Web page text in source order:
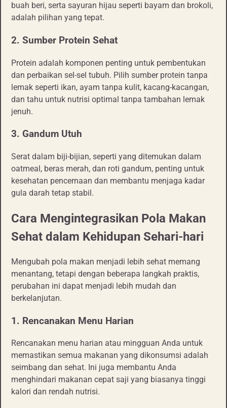
buah beri, serta sayuran hijau seperti bayam dan brokoli,
adalah pilihan yang tepat.
2. Sumber Protein Sehat
Protein adalah komponen penting untuk pembentukan
dan perbaikan sel-sel tubuh. Pilih sumber protein tanpa
lemak seperti ikan, ayam tanpa kulit, kacang-kacangan,
dan tahu untuk nutrisi optimal tanpa tambahan lemak
jenuh.
3. Gandum Utuh
Serat dalam biji-bijian, seperti yang ditemukan dalam
oatmeal, beras merah, dan roti gandum, penting untuk
kesehatan pencernaan dan membantu menjaga kadar
gula darah tetap stabil.
Cara Mengintegrasikan Pola Makan
Sehat dalam Kehidupan Sehari-hari
Mengubah pola makan menjadi lebih sehat memang
menantang, tetapi dengan beberapa langkah praktis,
perubahan ini dapat menjadi lebih mudah dan
berkelanjutan.
1. Rencanakan Menu Harian
Rencanakan menu harian atau mingguan Anda untuk
memastikan semua makanan yang dikonsumsi adalah
seimbang dan sehat. Ini juga membantu Anda
menghindari makanan cepat saji yang biasanya tinggi
kalori dan rendah nutrisi.